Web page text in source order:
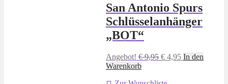
San Antonio Spurs
Schlüsselanhänger
„BOT“
Angebot! €9,95 Ursprünglicher
€ 4,95Aktueller
In den
Warenkorb